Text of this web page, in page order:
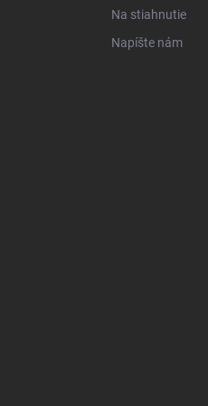
Na stiahnutie
Napíšte nám